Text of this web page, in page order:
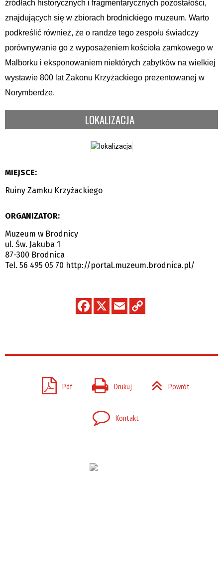
źródłach historycznych i fragmentarycznych pozostałości,
znajdujących się w zbiorach brodnickiego muzeum. Warto
podkreślić również, że o randze tego zespołu świadczy
porównywanie go z wyposażeniem kościoła zamkowego w
Malborku i eksponowaniem niektórych zabytków na wielkiej
wystawie 800 lat Zakonu Krzyżackiego prezentowanej w
Norymberdze.
LOKALIZACJA
MIEJSCE:
Ruiny Zamku Krzyżackiego
ORGANIZATOR:
Muzeum w Brodnicy
ul. Św. Jakuba 1
87-300 Brodnica
Tel. 56 495 05 70 http://portal.muzeum.brodnica.pl/
Pdf Drukuj Powrót
Kontakt